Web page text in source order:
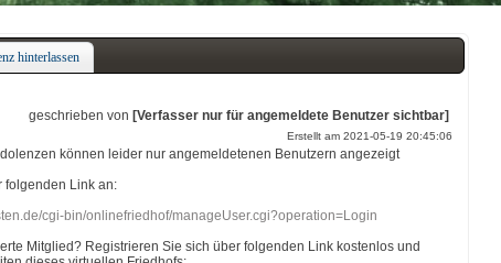
hinterlassen
geschrieben von [Verfasser nur für angemeldete Benutzer sichtbar]
Erstellt am 2021-05-19 20:45:06
können leider nur angemeldetenen Benutzern angezeigt
folgenden Link an:
cgi-bin/onlinefriedhof/manageUser.cgi?operation=Login
Mitglied? Registrieren Sie sich über folgenden Link kostenlos und